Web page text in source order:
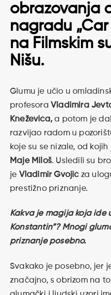
obrazovanja
nagradu
na Filmskim
Nišu.
Glumu je učio u
profesora Vladimira
Kneževića, a potom je
razvijao radom u
koje su se nizale, od
Maje Miloš. Usledili su
je Vladimir Gvojić za
prestižno priznanje.
Kakva je magija koja ide
Konstantin”? Mnogi
priznanje posebno.
Svakako je posebno, jer
značajno, s obrizom na